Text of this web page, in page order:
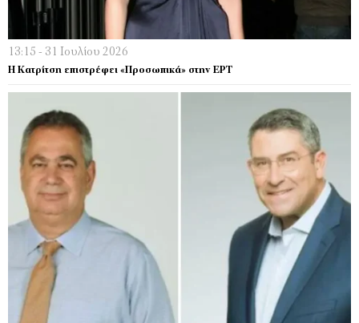
13:15 - 31 Ιουλίου 2026
Η Κατρίτση επιστρέφει «Προσωπικά» στην ΕΡΤ